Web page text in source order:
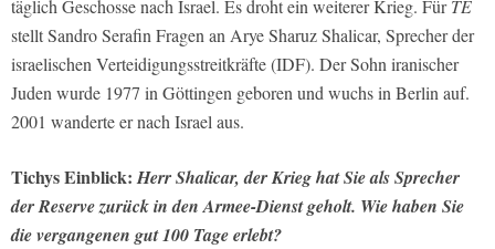
täglich Geschosse nach Israel. Es droht ein weiterer Krieg. FürTE
stellt Sandro Serafin Fragen an Arye Sharuz Shalicar, Sprecher der
israelischen Verteidigungsstreitkräfte (IDF). Der Sohn iranischer
Juden wurde 1977 in Göttingen geboren und wuchs in Berlin auf.
2001 wanderte er nach Israel aus.
Tichys Einblick:Herr Shalicar, der Krieg hat Sie als Sprecher
der Reserve zurück in den Armee-Dienst geholt. Wie haben Sie
die vergangenen gut 100 Tage erlebt?